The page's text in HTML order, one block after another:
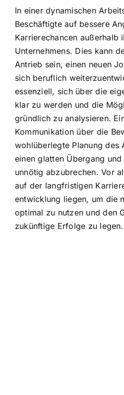
In einer dynamischen
Beschäftigte auf bessere
Karrierechancen außerhalb
Unternehmens. Dies kann
Antrieb sein, einen neuen
sich beruflich
essenziell, sich über die
klar zu werden und die
gründlich zu analysieren.
Kommunikation über die
wohlüberlegte Planung des
einen glatten Übergang
unnötig abzubrechen. Vor
auf der langfristigen
entwicklung liegen, um die
optimal zu nutzen und den
zukünftige Erfolge zu legen.